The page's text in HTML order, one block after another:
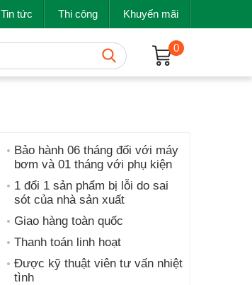
Tin tức Thi công Khuyến mãi
0
Bảo hành 06 tháng đối với máy
bơm và 01 tháng với phụ kiện
1 đổi 1 sản phẩm bị lỗi do sai
sót của nhà sản xuất
Giao hàng toàn quốc
Thanh toán linh hoạt
Được kỹ thuật viên tư vấn nhiệt
tình